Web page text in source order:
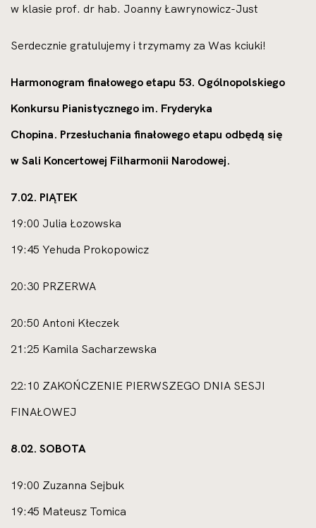
w klasie prof. dr hab. Joanny Ławrynowicz-Just
Serdecznie gratulujemy i trzymamy za Was kciuki!
Harmonogram finałowego etapu 53. Ogólnopolskiego
Konkursu Pianistycznego im. Fryderyka
Chopina. Przesłuchania finałowego etapu odbędą się
w Sali Koncertowej Filharmonii Narodowej.
7.02. PIĄTEK
19:00 Julia Łozowska
19:45 Yehuda Prokopowicz
20:30 PRZERWA
20:50 Antoni Kłeczek
21:25 Kamila Sacharzewska
22:10 ZAKOŃCZENIE PIERWSZEGO DNIA SESJI
FINAŁOWEJ
8.02. SOBOTA
19:00 Zuzanna Sejbuk
19:45 Mateusz Tomica